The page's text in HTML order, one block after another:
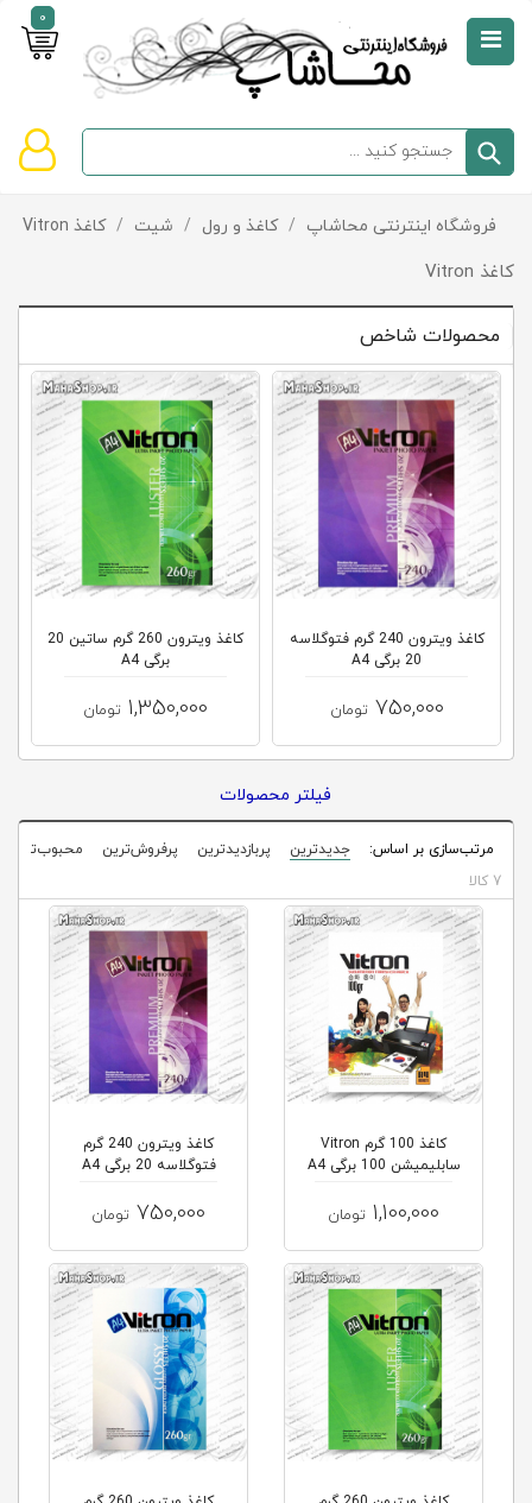
0
صفحه
دسته‌بندی
و
پیشنهادها
تماس
کلاب
محاشاپ
سبد
خالی
فروشگاه اینترنتی محاشاپ / کاغذ و رول / شیت / کاغذ Vitron
کاغذ Vitron
محصولات شاخص
کاغذ ویترون 240 گرم فتوگلاسه
20 برگی A4
750,000 تومان
کاغذ ویترون 260 گرم ساتین 20
برگی A4
1,350,000 تومان
فیلتر محصولات
مرتب‌سازی بر اساس: جدیدترین پربازدیدترین پرفروش‌ترین
محبوب‌ترین
7 کالا
کاغذ 100 گرم Vitron
سابلیمیشن 100 برگی A4
1,100,000 تومان
کاغذ ویترون 240 گرم
فتوگلاسه 20 برگی A4
750,000 تومان